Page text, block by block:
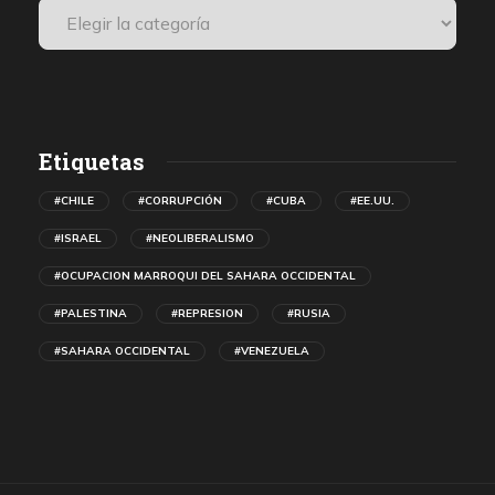
Etiquetas
#CHILE #CORRUPCIÓN #CUBA #EE.UU.
#ISRAEL #NEOLIBERALISMO
#OCUPACION MARROQUI DEL SAHARA OCCIDENTAL
#PALESTINA #REPRESION #RUSIA
#SAHARA OCCIDENTAL #VENEZUELA